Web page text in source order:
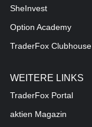
SheInvest
Option Academy
TraderFox Clubhouse
WEITERE LINKS
TraderFox Portal
aktien Magazin